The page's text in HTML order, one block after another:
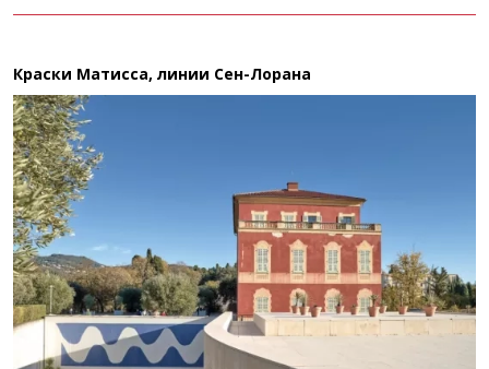
Краски Матисса, линии Сен-Лорана